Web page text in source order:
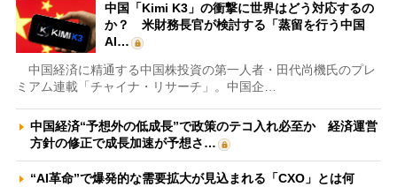
中国「Kimi K3」の衝撃に世界はどう対応するの
か？ 米財務長官が検討する「蒸留を行う中国
AI…
中国経済に精通する中国株投資の第一人者・田代尚機氏のプレ
ミアム連載「チャイナ・リサーチ」。中国企…
中国経済“予想外の低成長”で政策のテコ入れ必至か 経済運営
方針の修正で成長加速が予想さ…
“AI革命”で爆発的な需要拡大が見込まれる「CXO」とは何